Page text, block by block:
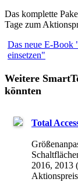
Das komplette
Tage zum
Das neue E-Book
einsetzen"
Weitere
könnten
Total
2016, 2013